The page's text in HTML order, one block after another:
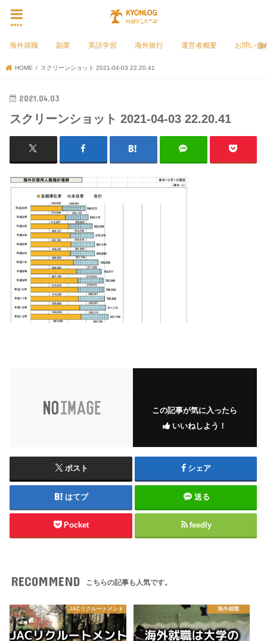
menu
海外就職 副業 英語学習 海外旅行 運営者概要 お問い合
HOME スクリーンショット 2021-04-03 22.20.41
2021.04.03
スクリーンショット 2021-04-03 22.20.41
この記事が気に入ったら
いいねしよう！
ポスト シェア
はてブ 送る
Pocket feedly
RECOMMEND こちらの記事も人気です。
JACリクルートメント 海外就職